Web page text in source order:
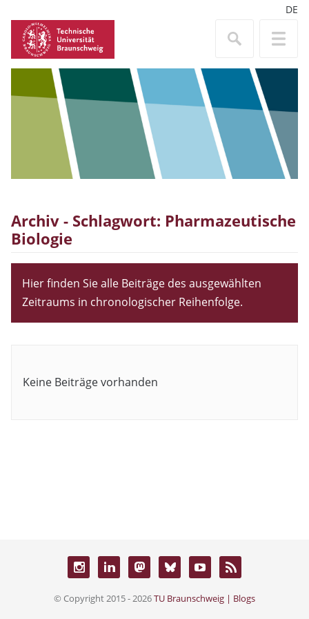
DE
Archiv - Schlagwort: Pharmazeutische
Biologie
Hier finden Sie alle Beiträge des ausgewählten
Zeitraums in chronologischer Reihenfolge.
Keine Beiträge vorhanden
© Copyright 2015 - 2026TU Braunschweig | Blogs